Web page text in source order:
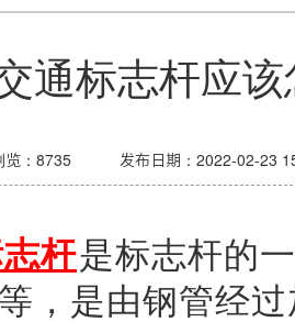
通标志杆应
览： 8735 发布日期：2022-02-23
杆是标志杆的
，是由钢管经